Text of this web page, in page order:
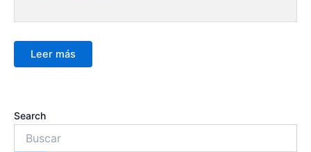
Leer más
Search